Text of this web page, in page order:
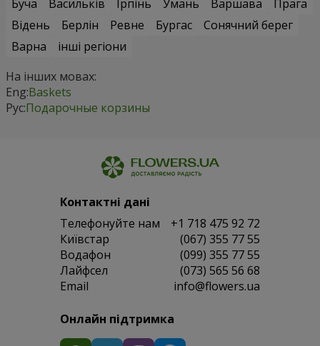
Буча
Васильків Ірпінь Умань Варшава
Прага
Відень
Берлін Ревне Бургас
Сонячний берег
Варна
інші регіони
На інших мовах:
Eng:Baskets
Рус:Подарочные корзины
Контактні дані
Телефонуйте нам
+1 718 475 92 72
Київстар
(067) 355 77 55
Водафон
(099) 355 77 55
Лайфсел
(073) 565 56 68
Email
info@flowers.ua
Онлайн підтримка